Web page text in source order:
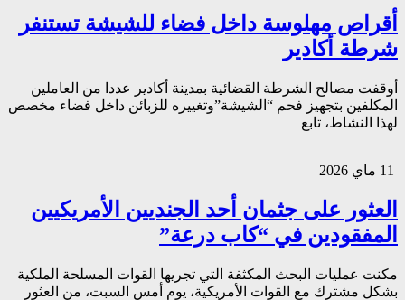
أقراص مهلوسة داخل فضاء للشيشة تستنفر
شرطة أكادير
أوقفت مصالح الشرطة القضائية بمدينة أكادير عددا من العاملين
المكلفين بتجهيز فحم “الشيشة”وتغييره للزبائن داخل فضاء مخصص
لهذا النشاط، تابع
العثور على جثمان أحد الجنديين الأمريكيين
المفقودين في “كاب درعة”
مكنت عمليات البحث المكثفة التي تجريها القوات المسلحة الملكية
بشكل مشترك مع القوات الأمريكية، يوم أمس السبت، من العثور